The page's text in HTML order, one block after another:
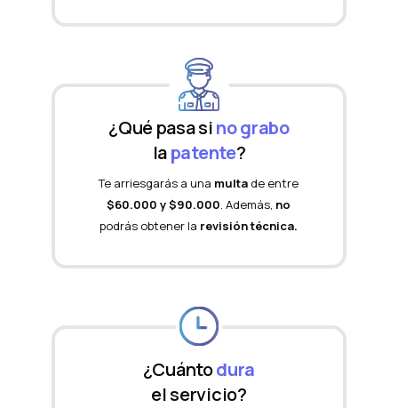
¿Qué pasa sino grabo
lapatente?
Te arriesgarás a una multa de entre
$60.000 y $90.000. Además, no
podrás obtener la revisión técnica.
¿Cuántodura
el servicio?